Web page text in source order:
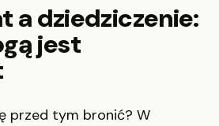
a dziedziczenie:
jest
przed tym bronić? W